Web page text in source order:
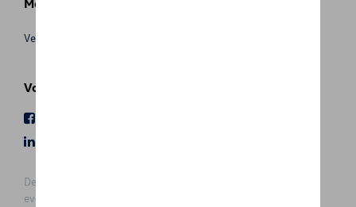
Meer info
Verkoopsvoorwaarden
Volg Ons
De prijzen op deze site zijn adviesprijzen (incl. btw), exclusief
eventuele installatiekosten. Voor meer informatie over de